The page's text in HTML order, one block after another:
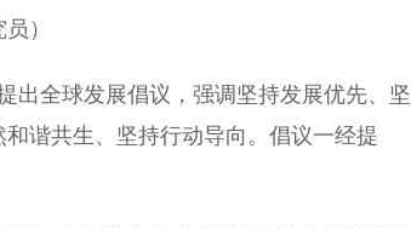
）
全球发展倡议，强调坚持发展优先、坚
谐共生、坚持行动导向。倡议一经提